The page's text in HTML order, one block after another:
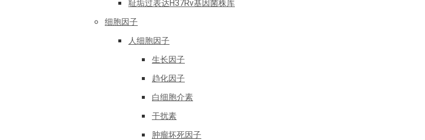
耻垢过表达H37Rv基因菌株库
细胞因子
人细胞因子
生长因子
趋化因子
白细胞介素
干扰素
肿瘤坏死因子